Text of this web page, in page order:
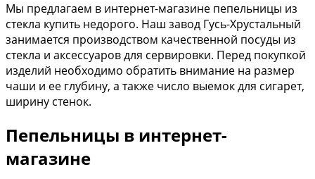
Мы предлагаем в интернет-магазине пепельницы из
стекла купить недорого. Наш завод Гусь-Хрустальный
занимается производством качественной посуды из
стекла и аксессуаров для сервировки. Перед покупкой
изделий необходимо обратить внимание на размер
чаши и ее глубину, а также число выемок для сигарет,
ширину стенок.
Пепельницы в интернет-
магазине